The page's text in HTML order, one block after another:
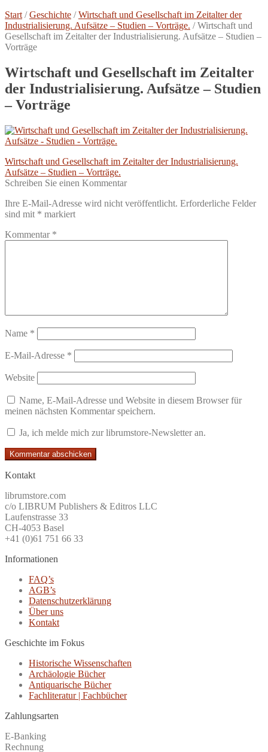
Start /Geschichte /Wirtschaft und Gesellschaft im Zeitalter der
Industrialisierung. Aufsätze – Studien – Vorträge. /Wirtschaft und
Gesellschaft im Zeitalter der Industrialisierung. Aufsätze – Studien –
Vorträge
Wirtschaft und Gesellschaft im Zeitalter
der Industrialisierung. Aufsätze – Studien
– Vorträge
Beitragsnavigation
Vorheriger
Beitrag:
Wirtschaft und Gesellschaft im Zeitalter der Industrialisierung.
Aufsätze – Studien – Vorträge.
Schreiben Sie einen Kommentar
Ihre E-Mail-Adresse wird nicht veröffentlicht. Erforderliche Felder
sind mit * markiert
Kommentar *
Name *
E-Mail-Adresse *
Website
Name, E-Mail-Adresse und Website in diesem Browser für
meinen nächsten Kommentar speichern.
Ja, ich melde mich zur librumstore-Newsletter an.
Kontakt
librumstore.com
c/o LIBRUM Publishers & Editros LLC
Laufenstrasse 33
CH-4053 Basel
+41 (0)61 751 66 33
Informationen
FAQ’s
AGB’s
Datenschutzerklärung
Über uns
Kontakt
Geschichte im Fokus
Historische Wissenschaften
Archäologie Bücher
Antiquarische Bücher
Fachliteratur | Fachbücher
Zahlungsarten
E-Banking
Rechnung